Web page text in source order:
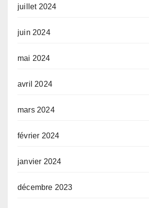
juillet 2024
juin 2024
mai 2024
avril 2024
mars 2024
février 2024
janvier 2024
décembre 2023